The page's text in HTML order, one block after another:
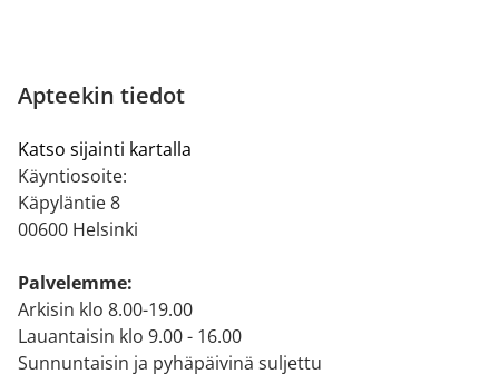
Apteekin tiedot
Katso sijainti kartalla
Käyntiosoite:
Käpyläntie 8
00600 Helsinki
Palvelemme:
Arkisin klo 8.00-19.00
Lauantaisin klo 9.00 - 16.00
Sunnuntaisin ja pyhäpäivinä suljettu